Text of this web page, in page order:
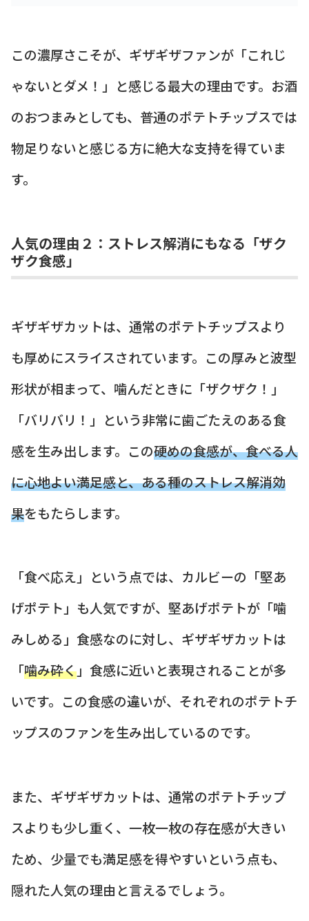
この濃厚さこそが、ギザギザファンが「これじ
ゃないとダメ！」と感じる最大の理由です。お酒
のおつまみとしても、普通のポテトチップスでは
物足りないと感じる方に絶大な支持を得ていま
す。
人気の理由２：ストレス解消にもなる「ザク
ザク食感」
ギザギザカットは、通常のポテトチップスより
も厚めにスライスされています。この厚みと波型
形状が相まって、噛んだときに「ザクザク！」
「バリバリ！」という非常に歯ごたえのある食
感を生み出します。この硬めの食感が、食べる人
に心地よい満足感と、ある種のストレス解消効
果をもたらします。
「食べ応え」という点では、カルビーの「堅あ
げポテト」も人気ですが、堅あげポテトが「噛
みしめる」食感なのに対し、ギザギザカットは
「噛み砕く」食感に近いと表現されることが多
いです。この食感の違いが、それぞれのポテトチ
ップスのファンを生み出しているのです。
また、ギザギザカットは、通常のポテトチップ
スよりも少し重く、一枚一枚の存在感が大きい
ため、少量でも満足感を得やすいという点も、
隠れた人気の理由と言えるでしょう。